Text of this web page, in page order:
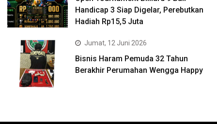
Handicap 3 Siap Digelar, Perebutkan
Hadiah Rp15,5 Juta
Jumat, 12 Juni 2026
Bisnis Haram Pemuda 32 Tahun
Berakhir Perumahan Wengga Happy